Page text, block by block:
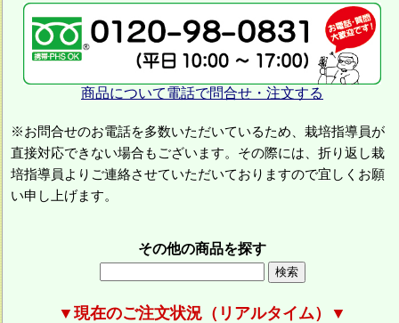
商品について電話で問合せ・注文する
※お問合せのお電話を多数いただいているため、栽培指導員が
直接対応できない場合もございます。その際には、折り返し栽
培指導員よりご連絡させていただいておりますので宜しくお願
い申し上げます。
その他の商品を探す
▼現在のご注文状況（リアルタイム）▼